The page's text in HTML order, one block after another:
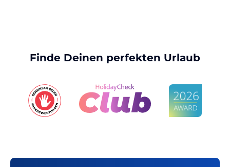
Finde Deinen perfekten Urlaub